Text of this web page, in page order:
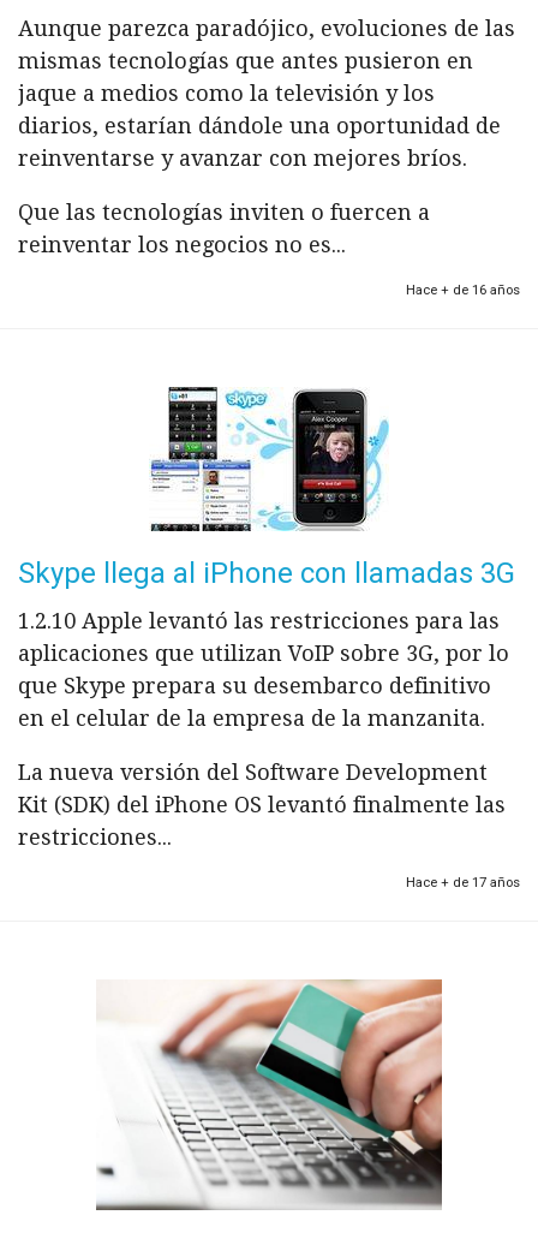
Aunque parezca paradójico, evoluciones de las
mismas tecnologías que antes pusieron en
jaque a medios como la televisión y los
diarios, estarían dándole una oportunidad de
reinventarse y avanzar con mejores bríos.
Que las tecnologías inviten o fuercen a
reinventar los negocios no es...
Hace + de 16 años
Skype llega al iPhone con llamadas 3G
1.2.10 Apple levantó las restricciones para las
aplicaciones que utilizan VoIP sobre 3G, por lo
que Skype prepara su desembarco definitivo
en el celular de la empresa de la manzanita.
La nueva versión del Software Development
Kit (SDK) del iPhone OS levantó finalmente las
restricciones...
Hace + de 17 años